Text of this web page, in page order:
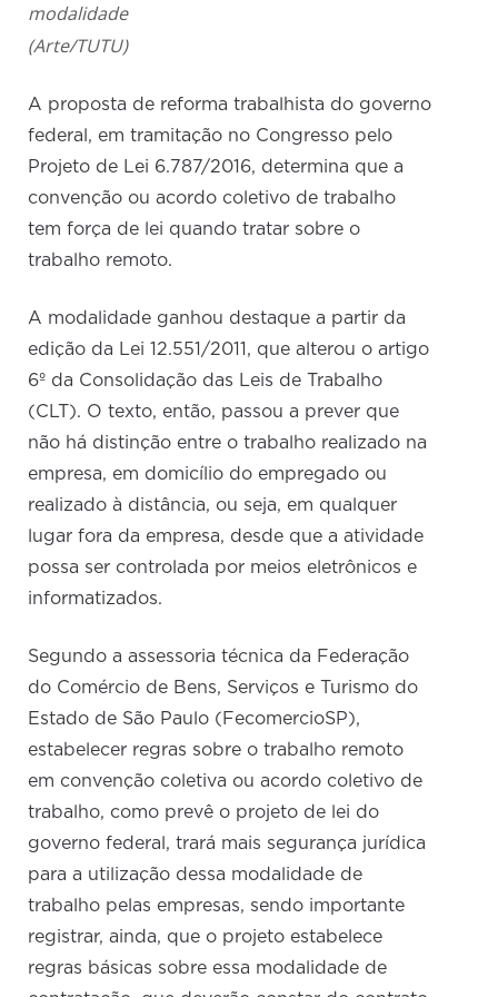
modalidade
(Arte/TUTU)
A proposta de reforma trabalhista do governo
federal, em tramitação no Congresso pelo
Projeto de Lei 6.787/2016, determina que a
convenção ou acordo coletivo de trabalho
tem força de lei quando tratar sobre o
trabalho remoto.
A modalidade ganhou destaque a partir da
edição da Lei 12.551/2011, que alterou o artigo
6º da Consolidação das Leis de Trabalho
(CLT). O texto, então, passou a prever que
não há distinção entre o trabalho realizado na
empresa, em domicílio do empregado ou
realizado à distância, ou seja, em qualquer
lugar fora da empresa, desde que a atividade
possa ser controlada por meios eletrônicos e
informatizados.
Segundo a assessoria técnica da Federação
do Comércio de Bens, Serviços e Turismo do
Estado de São Paulo (FecomercioSP),
estabelecer regras sobre o trabalho remoto
em convenção coletiva ou acordo coletivo de
trabalho, como prevê o projeto de lei do
governo federal, trará mais segurança jurídica
para a utilização dessa modalidade de
trabalho pelas empresas, sendo importante
registrar, ainda, que o projeto estabelece
regras básicas sobre essa modalidade de